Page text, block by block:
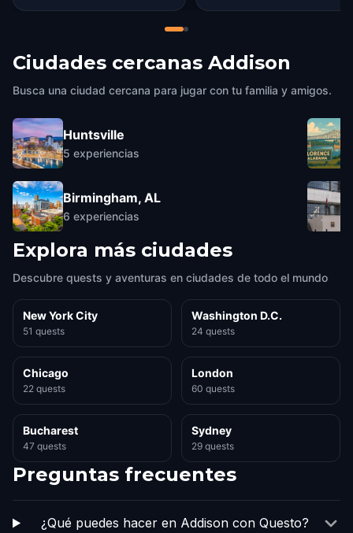
Ciudades cercanas Addison
Busca una ciudad cercana para jugar con tu familia y amigos.
Huntsville
5 experiencias
Birmingham, AL
6 experiencias
Explora más ciudades
Descubre quests y aventuras en ciudades de todo el mundo
New York City
51 quests
Washington D.C.
24 quests
Chicago
22 quests
London
60 quests
Bucharest
47 quests
Sydney
29 quests
Preguntas frecuentes
¿Qué puedes hacer en Addison con Questo?